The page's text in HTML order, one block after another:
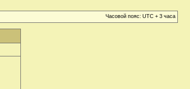
Часовой пояс: UTC + 3 часа